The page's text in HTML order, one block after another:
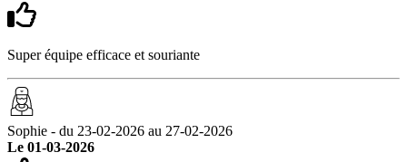
Super équipe efficace et souriante
Sophie - du 23-02-2026 au 27-02-2026
Le 01-03-2026